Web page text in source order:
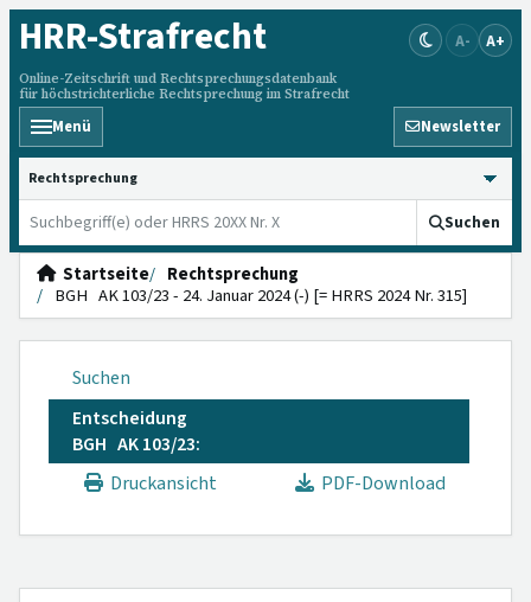
HRR-Strafrecht
Online-Zeitschrift und Rechtsprechungsdatenbank
für höchstrichterliche Rechtsprechung im Strafrecht
A- A+
Menü Newsletter
HRRS durchsuchen
Suchen
Startseite
Rechtsprechung
BGH AK 103/23 - 24. Januar 2024 (-) [= HRRS 2024 Nr. 315]
Suchen
Entscheidung
BGH AK 103/23:
Druckansicht
PDF-Download